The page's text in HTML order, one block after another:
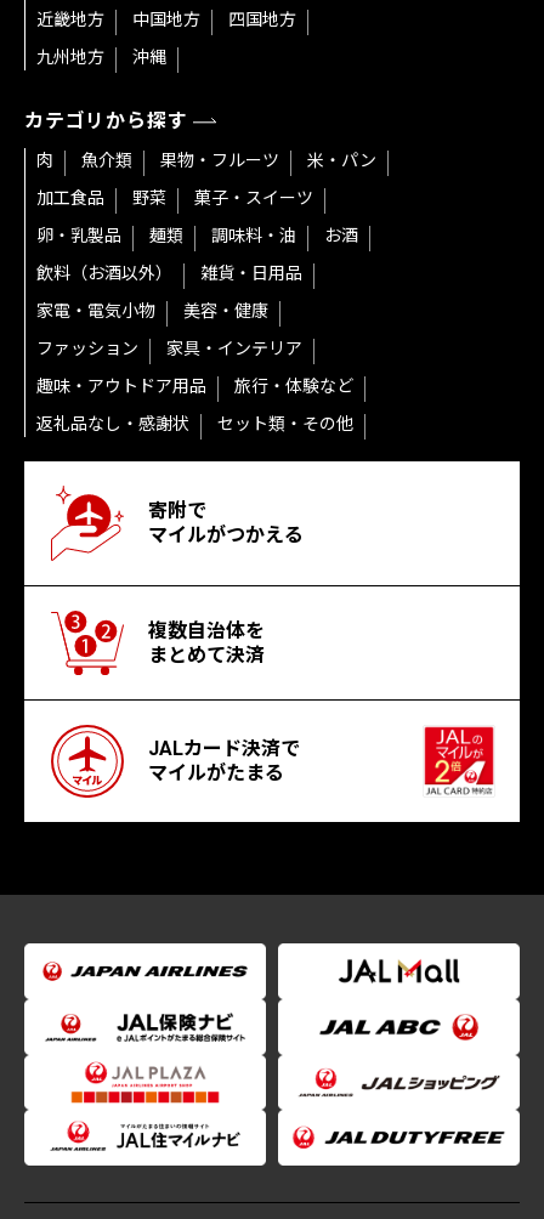
近畿地方
中国地方
四国地方
九州地方
沖縄
カテゴリから探す
肉 魚介類 果物・フルーツ
米・パン
加工食品
野菜
菓子・スイーツ
卵・乳製品
麺類 調味料・油
お酒
飲料（お酒以外）
雑貨・日用品
家電・電気小物
美容・健康
ファッション
家具・インテリア
趣味・アウトドア用品
旅行・体験など
返礼品なし・感謝状
セット類・その他
寄附で
マイルがつかえる
複数自治体を
まとめて決済
JALカード決済で
マイルがたまる